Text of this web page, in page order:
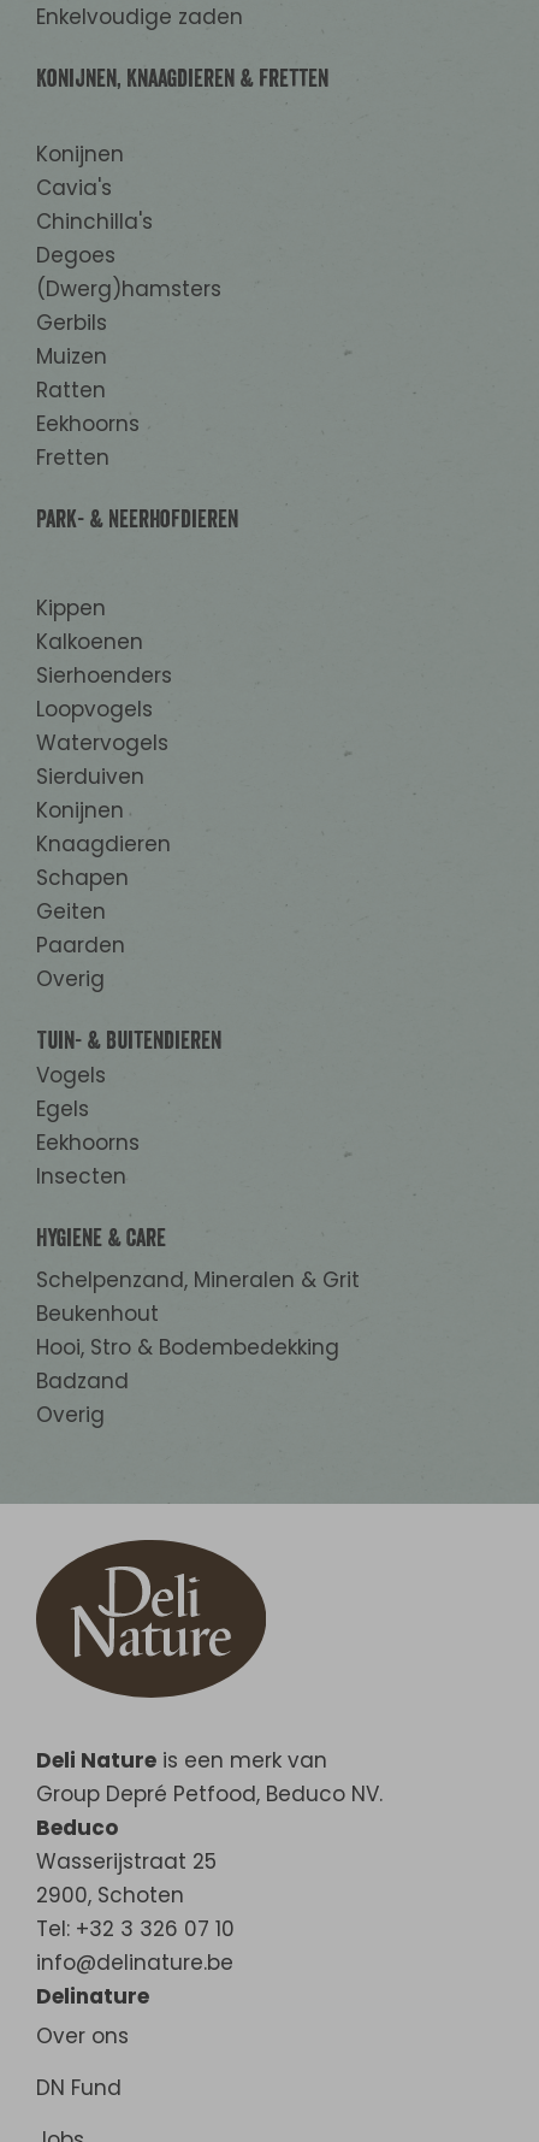
Enkelvoudige zaden
Konijnen, Knaagdieren & Fretten
Konijnen
Cavia's
Chinchilla's
Degoes
(Dwerg)hamsters
Gerbils
Muizen
Ratten
Eekhoorns
Fretten
Park- & Neerhofdieren
Kippen
Kalkoenen
Sierhoenders
Loopvogels
Watervogels
Sierduiven
Konijnen
Knaagdieren
Schapen
Geiten
Paarden
Overig
Tuin- & Buitendieren
Vogels
Egels
Eekhoorns
Insecten
Hygiene & Care
Schelpenzand, Mineralen & Grit
Beukenhout
Hooi, Stro & Bodembedekking
Badzand
Overig
Deli Nature is een merk van
Group Depré Petfood, Beduco NV.
Beduco
Wasserijstraat 25
2900, Schoten
Tel: +32 3 326 07 10
info@delinature.be
Delinature
Over ons
DN Fund